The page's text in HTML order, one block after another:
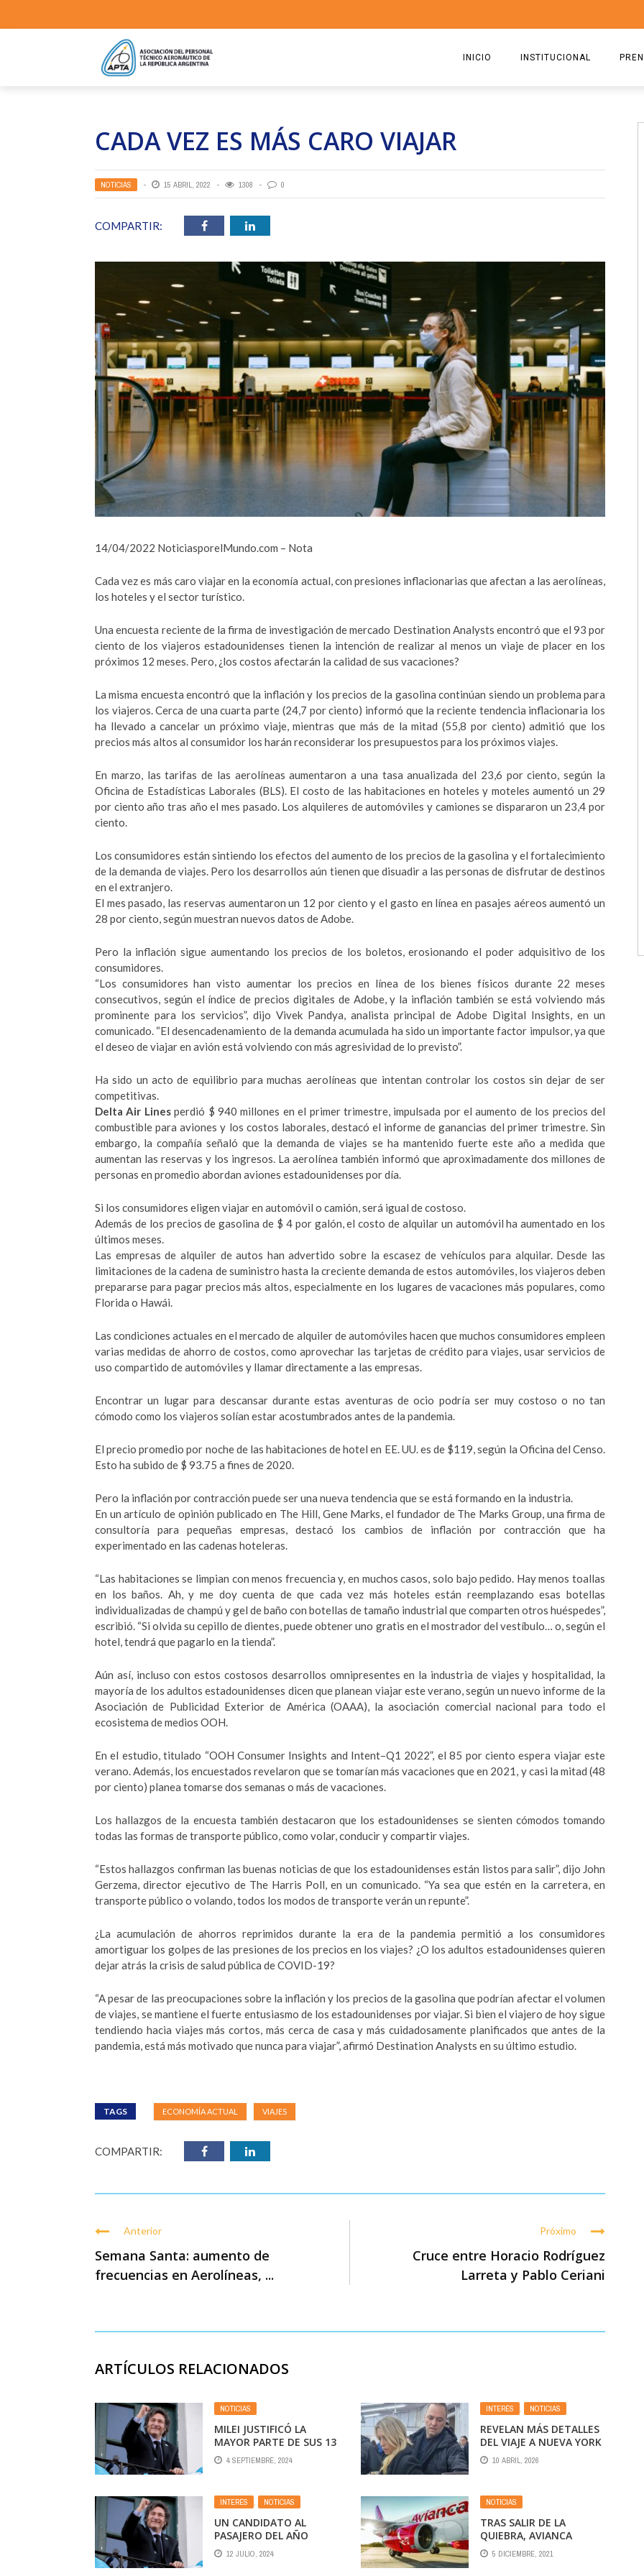
INICIO INSTITUCIONAL
COMISIÓN DIRECTIVA 2023-
RICARDO CIRIELLI
CADA VEZ ES MÁS CARO VIAJAR
NOTICIAS 15 ABRIL, 2022 1308 0
COMPARTIR:
14/04/2022 NoticiasporelMundo.com – Nota
Cada vez es más caro viajar en la economía actual, con presiones inflacionarias que afectan a las aerolíneas,
los hoteles y el sector turístico.
Una encuesta reciente de la firma de investigación de mercado Destination Analysts encontró que el 93 por
ciento de los viajeros estadounidenses tienen la intención de realizar al menos un viaje de placer en los
próximos 12 meses. Pero, ¿los costos afectarán la calidad de sus vacaciones?
La misma encuesta encontró que la inflación y los precios de la gasolina continúan siendo un problema para
los viajeros. Cerca de una cuarta parte (24,7 por ciento) informó que la reciente tendencia inflacionaria los
ha llevado a cancelar un próximo viaje, mientras que más de la mitad (55,8 por ciento) admitió que los
precios más altos al consumidor los harán reconsiderar los presupuestos para los próximos viajes.
En marzo, las tarifas de las aerolíneas aumentaron a una tasa anualizada del 23,6 por ciento, según la
Oficina de Estadísticas Laborales (BLS). El costo de las habitaciones en hoteles y moteles aumentó un 29
por ciento año tras año el mes pasado. Los alquileres de automóviles y camiones se dispararon un 23,4 por
ciento.
Los consumidores están sintiendo los efectos del aumento de los precios de la gasolina y el fortalecimiento
de la demanda de viajes. Pero los desarrollos aún tienen que disuadir a las personas de disfrutar de destinos
en el extranjero.
El mes pasado, las reservas aumentaron un 12 por ciento y el gasto en línea en pasajes aéreos aumentó un
28 por ciento, según muestran nuevos datos de Adobe.
Pero la inflación sigue aumentando los precios de los boletos, erosionando el poder adquisitivo de los
consumidores.
“Los consumidores han visto aumentar los precios en línea de los bienes físicos durante 22 meses
consecutivos, según el índice de precios digitales de Adobe, y la inflación también se está volviendo más
prominente para los servicios”, dijo Vivek Pandya, analista principal de Adobe Digital Insights, en un
comunicado. “El desencadenamiento de la demanda acumulada ha sido un importante factor impulsor, ya que
el deseo de viajar en avión está volviendo con más agresividad de lo previsto”.
Ha sido un acto de equilibrio para muchas aerolíneas que intentan controlar los costos sin dejar de ser
competitivas.
Delta Air Linesperdió $ 940 millones en el primer trimestre, impulsada por el aumento de los precios del
combustible para aviones y los costos laborales, destacó el informe de ganancias del primer trimestre. Sin
embargo, la compañía señaló que la demanda de viajes se ha mantenido fuerte este año a medida que
aumentan las reservas y los ingresos. La aerolínea también informó que aproximadamente dos millones de
personas en promedio abordan aviones estadounidenses por día.
Si los consumidores eligen viajar en automóvil o camión, será igual de costoso.
Además de los precios de gasolina de $ 4 por galón, el costo de alquilar un automóvil ha aumentado en los
últimos meses.
Las empresas de alquiler de autos han advertido sobre la escasez de vehículos para alquilar. Desde las
limitaciones de la cadena de suministro hasta la creciente demanda de estos automóviles, los viajeros deben
prepararse para pagar precios más altos, especialmente en los lugares de vacaciones más populares, como
Florida o Hawái.
Las condiciones actuales en el mercado de alquiler de automóviles hacen que muchos consumidores empleen
varias medidas de ahorro de costos, como aprovechar las tarjetas de crédito para viajes, usar servicios de
uso compartido de automóviles y llamar directamente a las empresas.
Encontrar un lugar para descansar durante estas aventuras de ocio podría ser muy costoso o no tan
cómodo como los viajeros solían estar acostumbrados antes de la pandemia.
El precio promedio por noche de las habitaciones de hotel en EE. UU. es de $119, según la Oficina del Censo.
Esto ha subido de $ 93.75 a fines de 2020.
Pero la inflación por contracción puede ser una nueva tendencia que se está formando en la industria.
En un artículo de opinión publicado en The Hill, Gene Marks, el fundador de The Marks Group, una firma de
consultoría para pequeñas empresas, destacó los cambios de inflación por contracción que ha
experimentado en las cadenas hoteleras.
“Las habitaciones se limpian con menos frecuencia y, en muchos casos, solo bajo pedido. Hay menos toallas
en los baños. Ah, y me doy cuenta de que cada vez más hoteles están reemplazando esas botellas
individualizadas de champú y gel de baño con botellas de tamaño industrial que comparten otros huéspedes”,
escribió. “Si olvida su cepillo de dientes, puede obtener uno gratis en el mostrador del vestíbulo… o, según el
hotel, tendrá que pagarlo en la tienda”.
Aún así, incluso con estos costosos desarrollos omnipresentes en la industria de viajes y hospitalidad, la
mayoría de los adultos estadounidenses dicen que planean viajar este verano, según un nuevo informe de la
Asociación de Publicidad Exterior de América (OAAA), la asociación comercial nacional para todo el
ecosistema de medios OOH.
En el estudio, titulado “OOH Consumer Insights and Intent–Q1 2022”, el 85 por ciento espera viajar este
verano. Además, los encuestados revelaron que se tomarían más vacaciones que en 2021, y casi la mitad (48
por ciento) planea tomarse dos semanas o más de vacaciones.
Los hallazgos de la encuesta también destacaron que los estadounidenses se sienten cómodos tomando
todas las formas de transporte público, como volar, conducir y compartir viajes.
“Estos hallazgos confirman las buenas noticias de que los estadounidenses están listos para salir”, dijo John
Gerzema, director ejecutivo de The Harris Poll, en un comunicado. “Ya sea que estén en la carretera, en
transporte público o volando, todos los modos de transporte verán un repunte”.
¿La acumulación de ahorros reprimidos durante la era de la pandemia permitió a los consumidores
amortiguar los golpes de las presiones de los precios en los viajes? ¿O los adultos estadounidenses quieren
dejar atrás la crisis de salud pública de COVID-19?
“A pesar de las preocupaciones sobre la inflación y los precios de la gasolina que podrían afectar el volumen
de viajes, se mantiene el fuerte entusiasmo de los estadounidenses por viajar. Si bien el viajero de hoy sigue
tendiendo hacia viajes más cortos, más cerca de casa y más cuidadosamente planificados que antes de la
pandemia, está más motivado que nunca para viajar”, afirmó Destination Analysts en su último estudio.
TAGS ECONOMÍA ACTUAL VIAJES
COMPARTIR:
Anterior
Semana Santa: aumento de
frecuencias en Aerolíneas, ...
Próximo
Cruce entre Horacio Rodríguez
Larreta y Pablo Ceriani
ARTÍCULOS RELACIONADOS
NOTICIAS
MILEI JUSTIFICÓ LA
MAYOR PARTE DE SUS 13
VIAJES AL EXTERIOR
COMO «OFICIALES»
4 SEPTIEMBRE, 2024
INTERÉS , NOTICIAS
REVELAN MÁS DETALLES
DEL VIAJE A NUEVA YORK
DE ADORNI CON SU
ESPOSA: VOLVIERON EN
PAGARON US$ 5154 POR
EL TICKET DE ELLA
10 ABRIL, 2026
INTERÉS , NOTICIAS
UN CANDIDATO AL
PASAJERO DEL AÑO
12 JULIO, 2024
NOTICIAS
TRAS SALIR DE LA
QUIEBRA, AVIANCA
CAMBIA LA FORMA DE
COMPRAR PASAJES: ASÍ
5 DICIEMBRE, 2021